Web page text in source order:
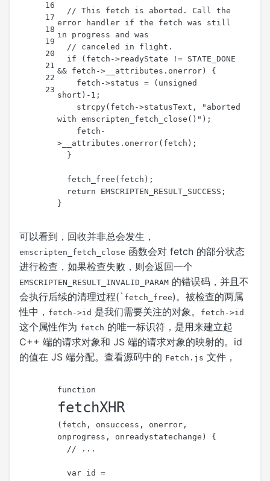
16
17
18
19
20
21
22
23
// This fetch is aborted. Call the
error handler if the fetch was still
in progress and was
// canceled in flight.
if (fetch->readyState != STATE_DONE
&& fetch->__attributes.onerror) {
    fetch->status = (
unsigned
short ) -1 ;
strcpy(fetch->statusText,
"aborted
with emscripten_fetch_close()" );
>__attributes. onerror(fetch);
  }
fetch_free (fetch);
return EMSCRIPTEN_RESULT_SUCCESS;
}
可以看到，回收并非总会发生，
emscripten_fetch_close 函数会对 fetch 的部分状态
进行检查，如果检查失败，则会返回一个
EMSCRIPTEN_RESULT_INVALID_PARAM 的错误码，并且不
会执行后续的清理过程(` fetch_free)。被检查的两属
性中， fetch->id 是我们需要关注的对象。 fetch->id
这个属性作为 fetch 的唯一标识符，是用来建立起
C++ 端的请求对象和 JS 端的请求对象的映射的。id
的值在 JS 端分配。查看源码中的 Fetch.js 文件，
function
fetchXHR
( fetch, onsuccess, onerror,
onprogress, onreadystatechange ) {
// ...
var id =